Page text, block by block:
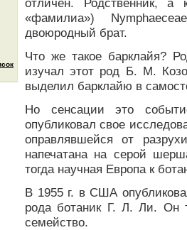
отличен. Родственник,
«фамилиа»)
двоюродный брат.
Что же такое барклайя?
изучал этот род Б. М.
выделил барклайю в
Но сенсации это
опубликовал свое
оправлявшейся от
напечатана на серой
тогда научная Европа к
В 1955 г. в США
рода ботаник Г. Л. Ли. Он
семейство.